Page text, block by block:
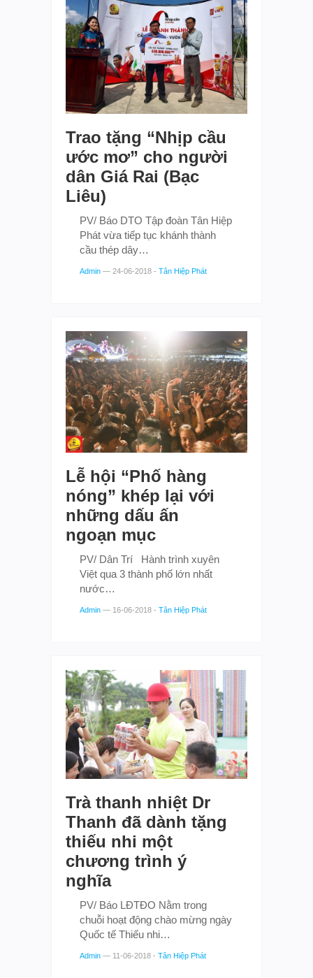
Trao tặng “Nhịp cầu
ước mơ” cho người
dân Giá Rai (Bạc
Liêu)
PV/ Báo DTO Tập đoàn Tân Hiệp
Phát vừa tiếp tục khánh thành
cầu thép dây…
Admin — 24-06-2018 - Tân Hiệp Phát
Lễ hội “Phố hàng
nóng” khép lại với
những dấu ấn
ngoạn mục
PV/ Dân Trí Hành trình xuyên
Việt qua 3 thành phố lớn nhất
nước…
Admin — 16-06-2018 - Tân Hiệp Phát
Trà thanh nhiệt Dr
Thanh đã dành tặng
thiếu nhi một
chương trình ý
nghĩa
PV/ Báo LĐTĐO Nằm trong
chuỗi hoạt động chào mừng ngày
Quốc tế Thiếu nhi…
Admin — 11-06-2018 - Tân Hiệp Phát